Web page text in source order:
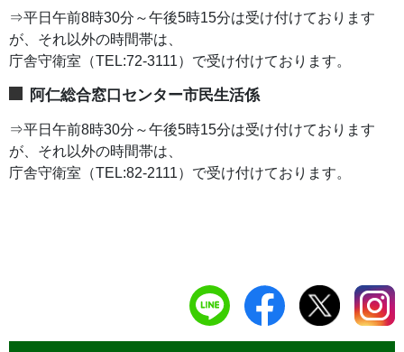
⇒平日午前8時30分～午後5時15分は受け付けております
が、それ以外の時間帯は、
庁舎守衛室（TEL:72-3111）で受け付けております。
阿仁総合窓口センター市民生活係
⇒平日午前8時30分～午後5時15分は受け付けております
が、それ以外の時間帯は、
庁舎守衛室（TEL:82-2111）で受け付けております。